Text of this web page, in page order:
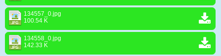
134557_0.jpg
100.54 K
134558_0.jpg
142.33 K